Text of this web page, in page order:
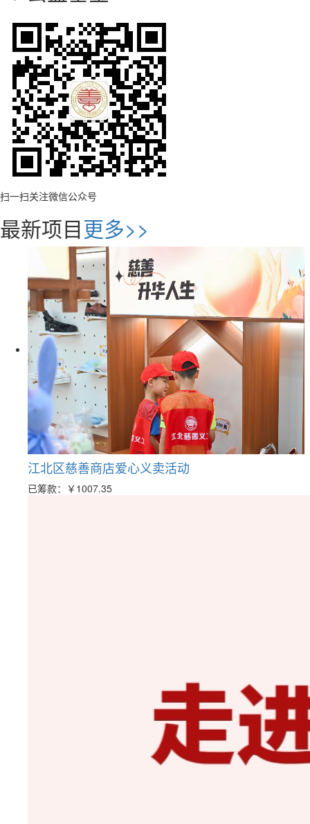
扫一扫关注微信公众号
最新项目更多>>
江北区慈善商店爱心义卖活动
已筹款： ￥1007.35